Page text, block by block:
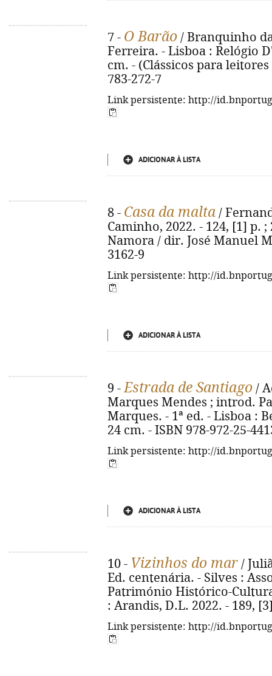
7 - O Barão / Branquinho
Ferreira. - Lisboa : Relógio
cm. - (Clássicos para
783-272-7
Link persistente: http://
ADICIONAR À LISTA
8 - Casa da malta /
Caminho, 2022. - 124, [1] p.
Namora / dir. José Manuel
3162-9
Link persistente: http://
ADICIONAR À LISTA
9 -Estrada de Santiago /
Marques Mendes ; introd.
Marques. - 1ª ed. - Lisboa :
24 cm. - ISBN 978-972-25-
Link persistente: http://
ADICIONAR À LISTA
10 - Vizinhos do mar /
Ed. centenária. - Silves :
Património Histórico-
: Arandis, D.L. 2022. - 189,
Link persistente: http://